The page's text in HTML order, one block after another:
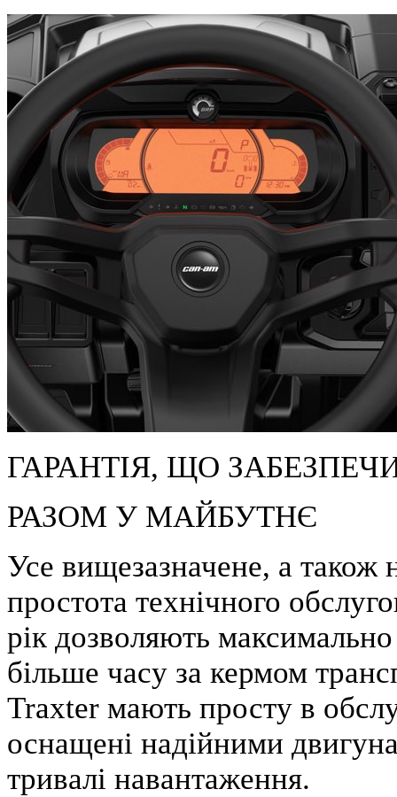
ГАРАНТІЯ, ЩО
РАЗОМ У МАЙБУТНЄ
Усе вищезазначене, а також
простота технічного
рік дозволяють
більше часу за кермом
Traxter мають просту в
оснащені надійними
тривалі навантаження.